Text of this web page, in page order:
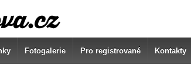
Fotogalerie Pro registrované Kontakty